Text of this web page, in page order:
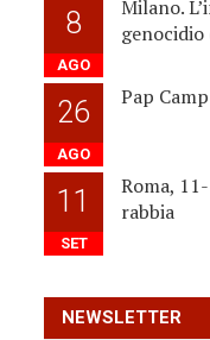
8
AGO
Milano.
26
AGO
Pap
11
SET
Roma,
rabbia
NEWSLETTER